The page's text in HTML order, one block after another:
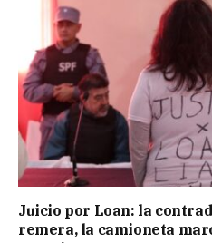
Juicio por Loan: la
remera, la camioneta